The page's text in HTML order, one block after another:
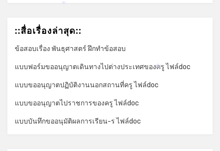
::สื่อเรื่องล่าสุด::
ข้อสอบเรื่อง พันธุศาสตร์ ฝึกทำข้อสอบ
แบบฟอร์มขออนุญาตเดินทางไปต่างประเทศของครู ไฟล์doc
แบบขออนุญาตปฏิบัติงานนอกสถานที่ครู ไฟล์doc
แบบขออนุญาตไปราชการของครู ไฟล์doc
แบบบันทึกขออนุมัติผลการเรียน-ร ไฟล์doc